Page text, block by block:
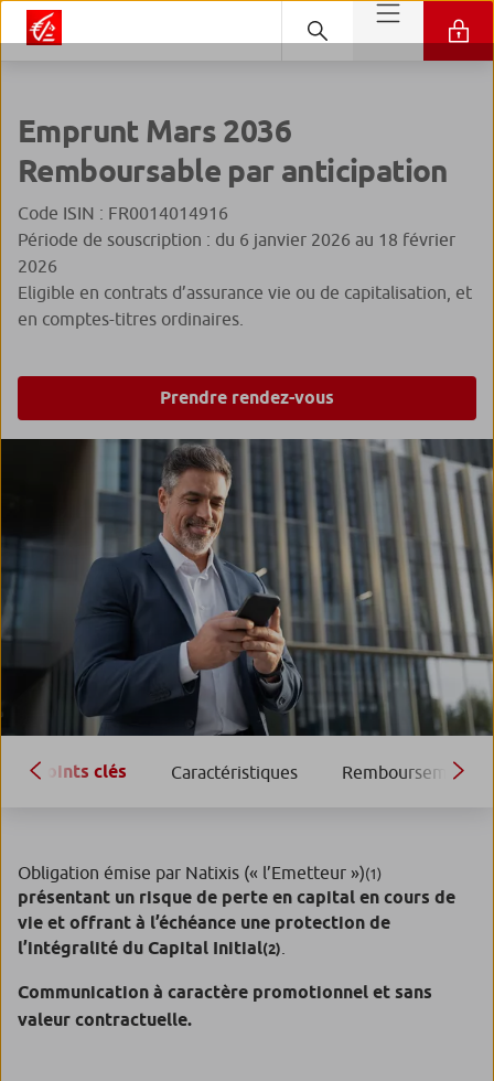
Emprunt Mars 2036
Remboursable par anticipation
Code ISIN : FR0014014916
Période de souscription : du 6 janvier 2026 au 18 février
2026
Eligible en contrats d’assurance vie ou de capitalisation, et
en comptes-titres ordinaires.
Prendre rendez-vous
Points clés Caractéristiques Remboursement
Obligation émise par Natixis (« l’Emetteur »)(1)
présentant un risque de perte en capital en cours de
vie et offrant à l’échéance une protection de
l’intégralité du Capital Initial(2)
Communication à caractère promotionnel et sans
valeur contractuelle.